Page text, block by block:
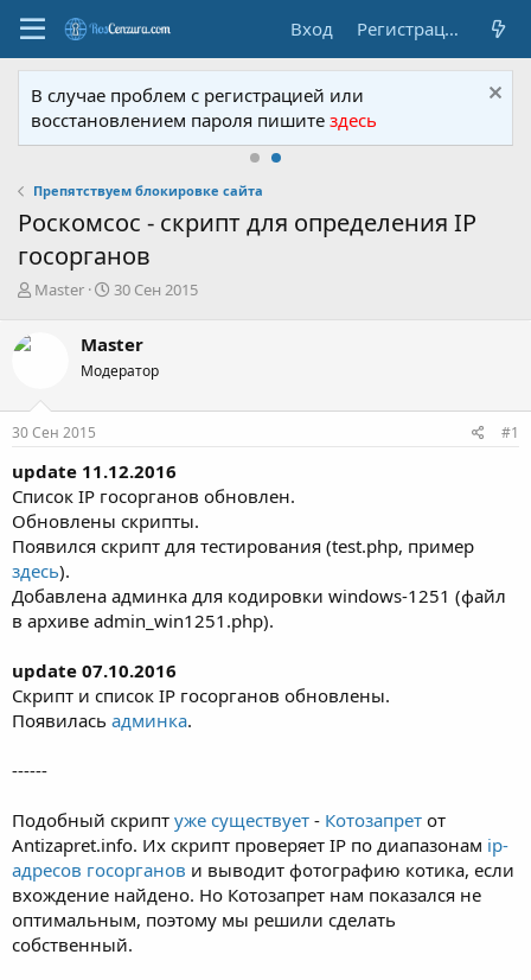
Вход Регистрация
В случае проблем с регистрацией или
восстановлением пароля пишите здесь
Препятствуем блокировке сайта
Роскомсос - скрипт для определения IP
госорганов
А
м
Master
Д
а
н
ч
а
30 Сен 2015
Master
Модератор
30 Сен 2015 #1
update 11.12.2016
Список IP госорганов обновлен.
Обновлены скрипты.
Появился скрипт для тестирования (test.php, пример
здесь).
Добавлена админка для кодировки windows-1251 (файл
в архиве admin_win1251.php).
update 07.10.2016
Скрипт и список IP госорганов обновлены.
Появилась админка.
------
Подобный скрипт уже существует - Котозапрет от
Antizapret.info. Их скрипт проверяет IP по диапазонам ip-
адресов госорганов и выводит фотографию котика, если
вхождение найдено. Но Котозапрет нам показался не
оптимальным, поэтому мы решили сделать
собственный.